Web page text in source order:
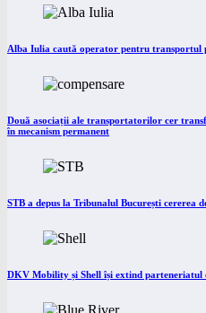
Alba Iulia caută operator pentru transportul
Două asociații ale transportatorilor cer
în mecanism permanent
STB a depus la Tribunalul București cererea
DKV Mobility și Shell își extind parteneriatul